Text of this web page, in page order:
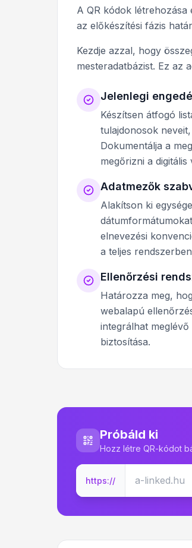
A QR kódok létrehozása
az előkészítési fázis
Kezdje azzal, hogy
mesteradatbázist. Ez az
Jelenlegi
Készítsen átfogó
tulajdonosok
Dokumentálja a
megőrizni a digitális
Adatmezők
Alakítson ki
elnevezési
a teljes
Ellenőrzési
Határozza meg,
webalapú
integrálhat
biztosítása.
Próbáld ki
Hozz létre QR-kódot
https://